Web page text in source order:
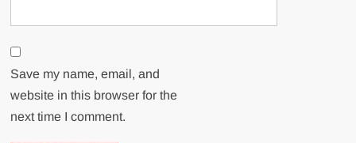
Save my name, email, and
website in this browser for the
next time I comment.